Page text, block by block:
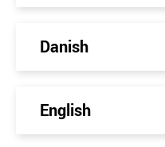
Danish
English